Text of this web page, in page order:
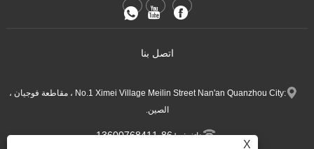
اتصل بنا
:No.1 Ximei Village Meilin Street Nan'an Quanzhou City ، مقاطعة فوجيان ،
الصين.
هاتف: +86-13600768411
X